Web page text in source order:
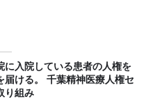
に入院している患者の人権を
届ける。 千葉精神医療人権セ
り組み